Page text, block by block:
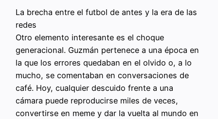
La brecha entre el futbol de antes y la era de las
redes
Otro elemento interesante es el choque
generacional. Guzmán pertenece a una época en
la que los errores quedaban en el olvido o, a lo
mucho, se comentaban en conversaciones de
café. Hoy, cualquier descuido frente a una
cámara puede reproducirse miles de veces,
convertirse en meme y dar la vuelta al mundo en